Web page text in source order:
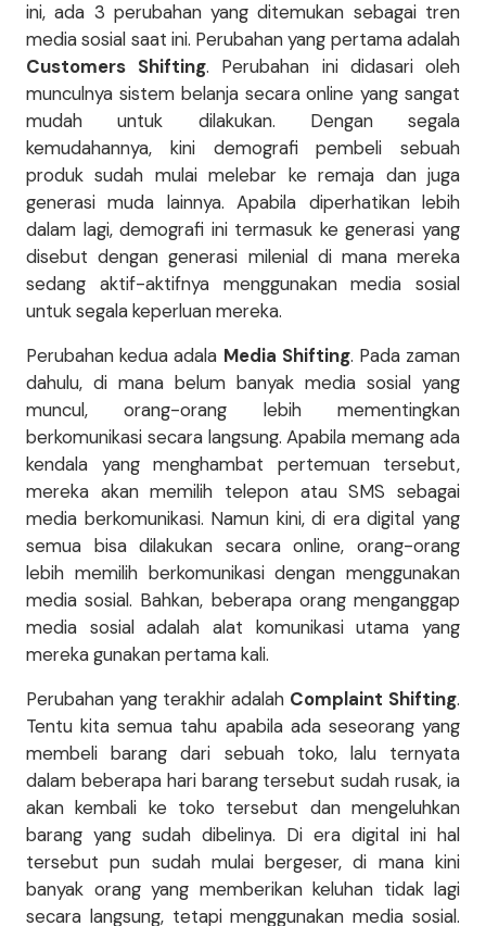
ini, ada 3 perubahan yang ditemukan sebagai tren
media sosial saat ini. Perubahan yang pertama adalah
Customers Shifting. Perubahan ini didasari oleh
munculnya sistem belanja secara online yang sangat
mudah untuk dilakukan. Dengan segala
kemudahannya, kini demografi pembeli sebuah
produk sudah mulai melebar ke remaja dan juga
generasi muda lainnya. Apabila diperhatikan lebih
dalam lagi, demografi ini termasuk ke generasi yang
disebut dengan generasi milenial di mana mereka
sedang aktif-aktifnya menggunakan media sosial
untuk segala keperluan mereka.
Perubahan kedua adala Media Shifting. Pada zaman
dahulu, di mana belum banyak media sosial yang
muncul, orang-orang lebih mementingkan
berkomunikasi secara langsung. Apabila memang ada
kendala yang menghambat pertemuan tersebut,
mereka akan memilih telepon atau SMS sebagai
media berkomunikasi. Namun kini, di era digital yang
semua bisa dilakukan secara online, orang-orang
lebih memilih berkomunikasi dengan menggunakan
media sosial. Bahkan, beberapa orang menganggap
media sosial adalah alat komunikasi utama yang
mereka gunakan pertama kali.
Perubahan yang terakhir adalah Complaint Shifting.
Tentu kita semua tahu apabila ada seseorang yang
membeli barang dari sebuah toko, lalu ternyata
dalam beberapa hari barang tersebut sudah rusak, ia
akan kembali ke toko tersebut dan mengeluhkan
barang yang sudah dibelinya. Di era digital ini hal
tersebut pun sudah mulai bergeser, di mana kini
banyak orang yang memberikan keluhan tidak lagi
secara langsung, tetapi menggunakan media sosial.